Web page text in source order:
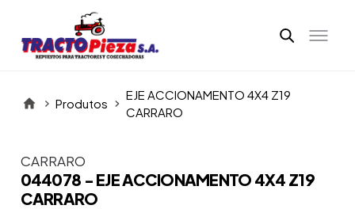
Produtos
EJE ACCIONAMENTO 4X4 Z19
CARRARO
Itens da Galeria
CARRARO
044078 - EJE ACCIONAMENTO 4X4 Z19
CARRARO